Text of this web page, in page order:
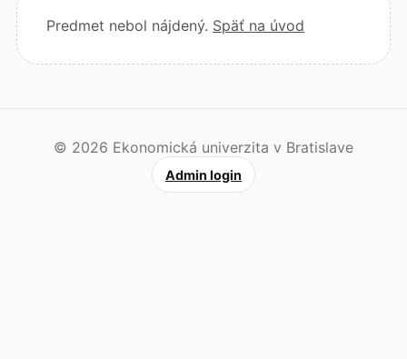
Predmet nebol nájdený. Späť na úvod
© 2026 Ekonomická univerzita v Bratislave
Admin login